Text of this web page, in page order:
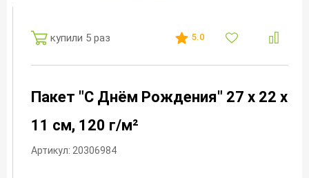
купили 5 раз 5.0
Пакет "С Днём Рождения" 27 х 22 х
11 см, 120 г/м²
Артикул: 20306984